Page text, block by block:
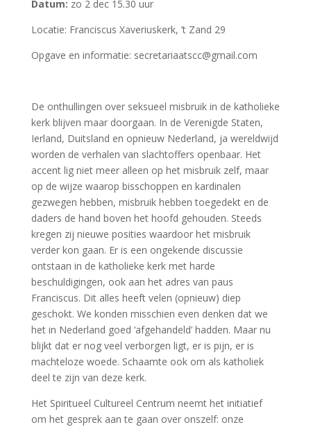
Datum: zo 2 dec 15.30 uur
Locatie: Franciscus Xaveriuskerk, ’t Zand 29
Opgave en informatie: secretariaatscc@gmail.com
De onthullingen over seksueel misbruik in de katholieke
kerk blijven maar doorgaan. In de Verenigde Staten,
Ierland, Duitsland en opnieuw Nederland, ja wereldwijd
worden de verhalen van slachtoffers openbaar. Het
accent lig niet meer alleen op het misbruik zelf, maar
op de wijze waarop bisschoppen en kardinalen
gezwegen hebben, misbruik hebben toegedekt en de
daders de hand boven het hoofd gehouden. Steeds
kregen zij nieuwe posities waardoor het misbruik
verder kon gaan. Er is een ongekende discussie
ontstaan in de katholieke kerk met harde
beschuldigingen, ook aan het adres van paus
Franciscus. Dit alles heeft velen (opnieuw) diep
geschokt. We konden misschien even denken dat we
het in Nederland goed ‘afgehandeld’ hadden. Maar nu
blijkt dat er nog veel verborgen ligt, er is pijn, er is
machteloze woede. Schaamte ook om als katholiek
deel te zijn van deze kerk.
Het Spiritueel Cultureel Centrum neemt het initiatief
om het gesprek aan te gaan over onszelf: onze